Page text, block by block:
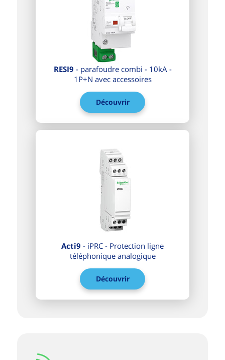
RESI9 - parafoudre combi - 10kA -
1P+N avec accessoires
Découvrir
Acti9 - iPRC - Protection ligne
téléphonique analogique
Découvrir